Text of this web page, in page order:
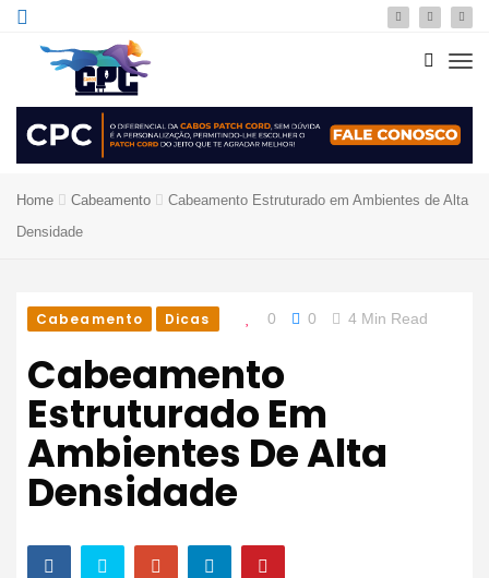
Home Cabeamento
Cabeamento Estruturado em Ambientes de Alta
Densidade
Cabeamento Dicas 0 0 4 Min Read
Cabeamento
Estruturado Em
Ambientes De Alta
Densidade